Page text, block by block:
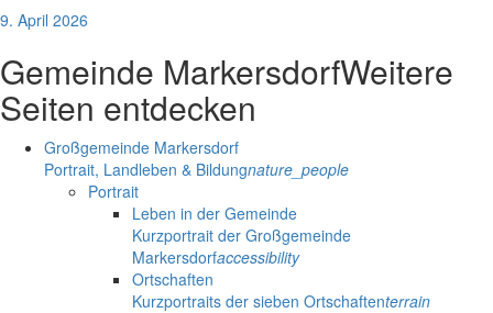
9. April 2026
Gemeinde MarkersdorfWeitere
Seiten entdecken
Großgemeinde Markersdorf
Portrait, Landleben & Bildungnature_people
Portrait
Leben in der Gemeinde
Kurzportrait der Großgemeinde
Markersdorfaccessibility
Ortschaften
Kurzportraits der sieben Ortschaftenterrain